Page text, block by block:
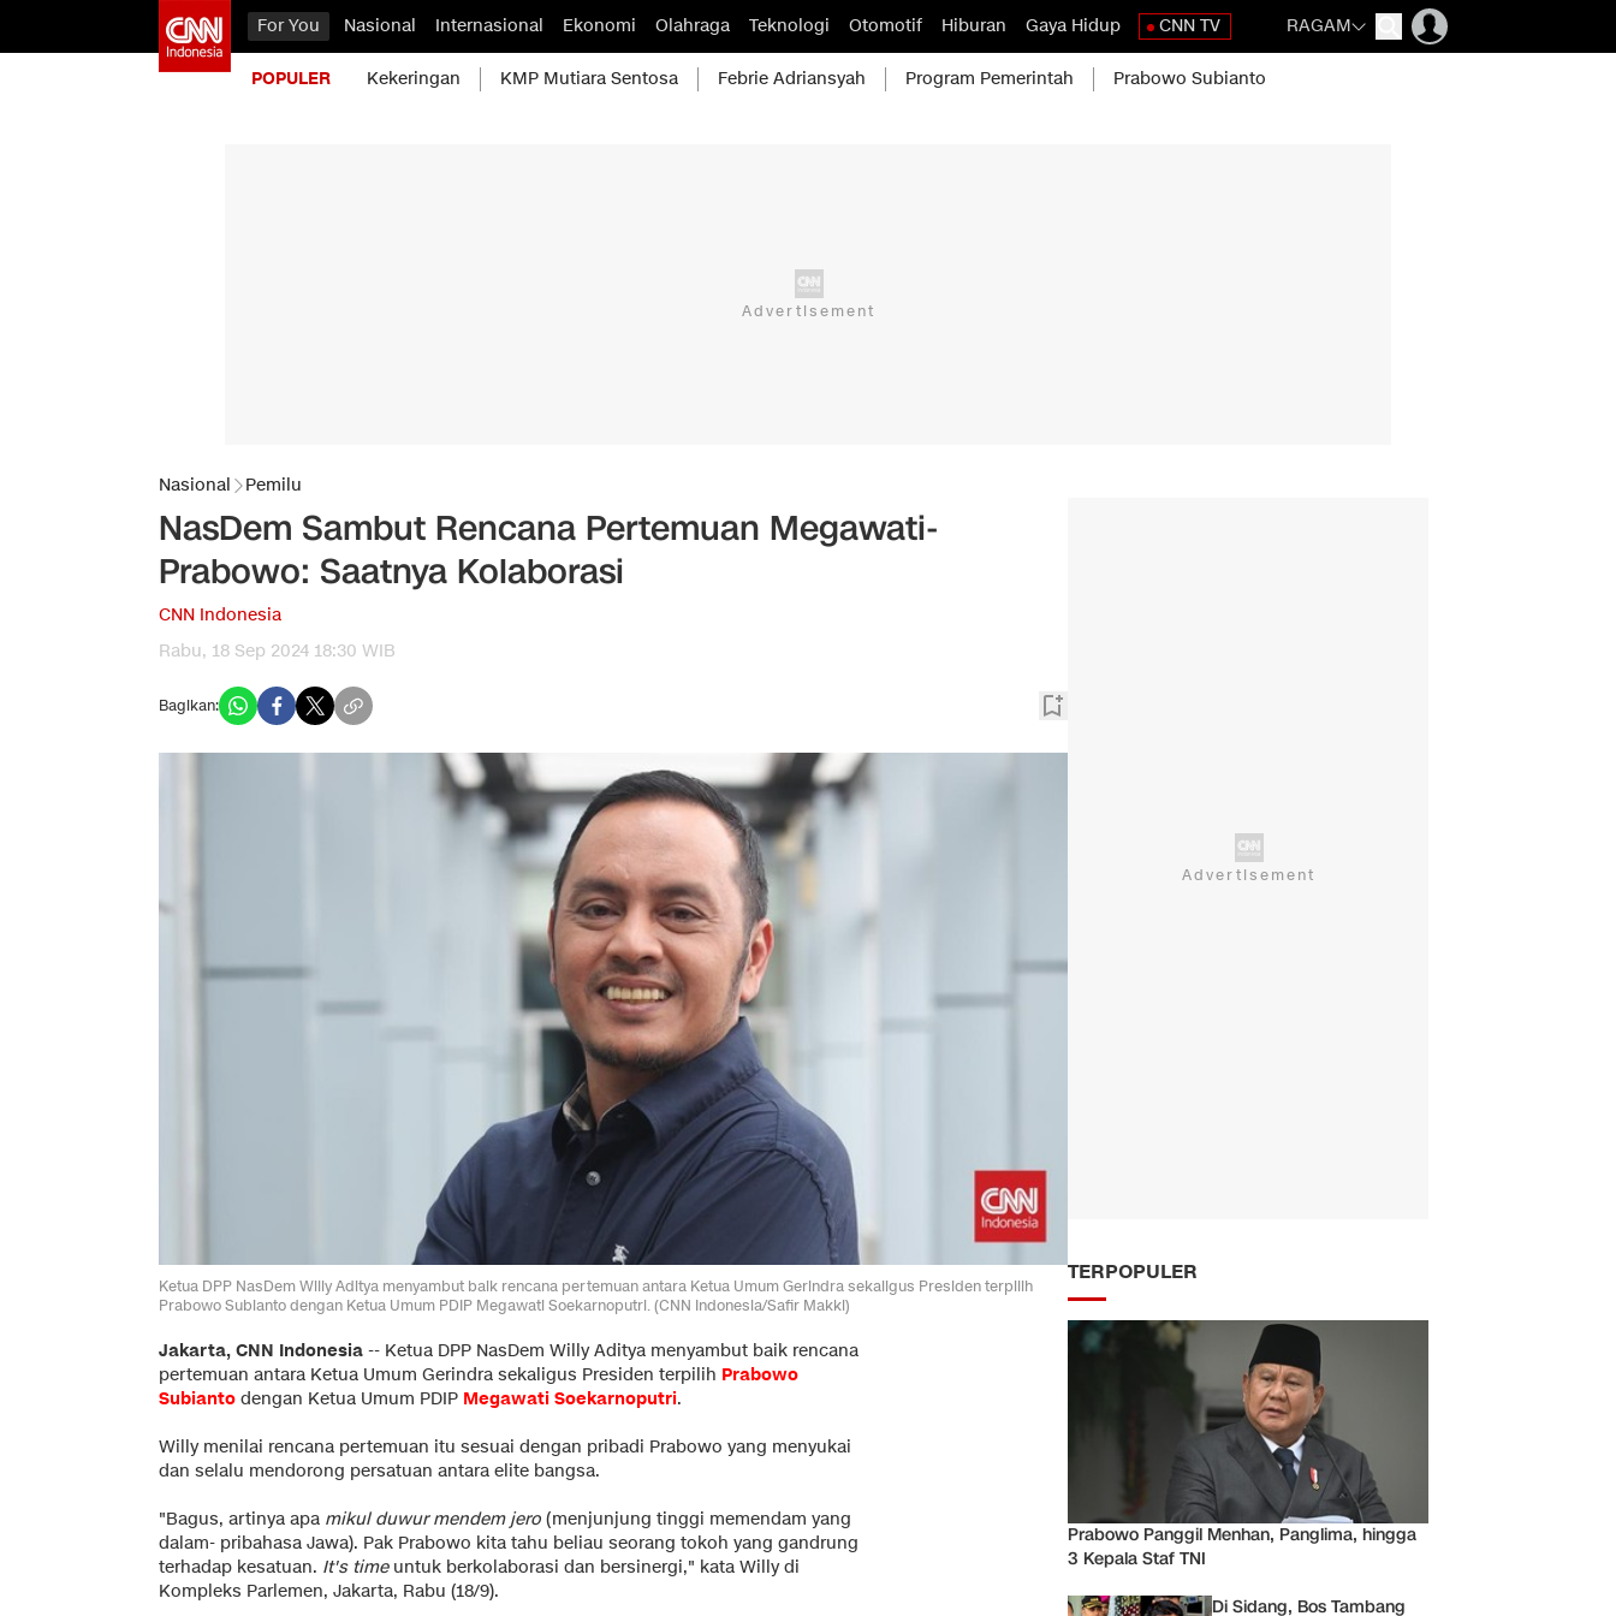
For You Nasional Internasional Ekonomi Olahraga Teknologi Otomotif Hiburan Gaya Hidup CNN TV RAGAM
POPULER Kekeringan KMP Mutiara Sentosa Febrie Adriansyah Program Pemerintah Prabowo Subianto
Nasional Pemilu
NasDem Sambut Rencana Pertemuan Megawati-
Prabowo: Saatnya Kolaborasi
CNN Indonesia
Rabu, 18 Sep 2024 18:30 WIB
Bagikan:
Ketua DPP NasDem Willy Aditya menyambut baik rencana pertemuan antara Ketua Umum Gerindra sekaligus Presiden terpilih
Prabowo Subianto dengan Ketua Umum PDIP Megawati Soekarnoputri. (CNN Indonesia/Safir Makki)
Jakarta, CNN Indonesia -- Ketua DPP NasDem Willy Aditya menyambut baik rencana
pertemuan antara Ketua Umum Gerindra sekaligus Presiden terpilih Prabowo
Subianto dengan Ketua Umum PDIP Megawati Soekarnoputri.
Willy menilai rencana pertemuan itu sesuai dengan pribadi Prabowo yang menyukai
dan selalu mendorong persatuan antara elite bangsa.
"Bagus, artinya apa mikul duwur mendem jero (menjunjung tinggi memendam yang
dalam- pribahasa Jawa). Pak Prabowo kita tahu beliau seorang tokoh yang gandrung
terhadap kesatuan. It's timeuntuk berkolaborasi dan bersinergi," kata Willy di
Kompleks Parlemen, Jakarta, Rabu (18/9).
TERPOPULER
Prabowo Panggil Menhan, Panglima, hingga
3 Kepala Staf TNI
Di Sidang, Bos Tambang